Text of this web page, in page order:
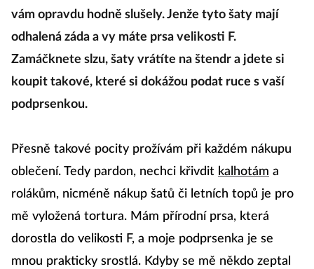
vám opravdu hodně slušely. Jenže tyto šaty mají
odhalená záda a vy máte prsa velikosti F.
Zamáčknete slzu, šaty vrátíte na štendr a jdete si
koupit takové, které si dokážou podat ruce s vaší
podprsenkou.
Přesně takové pocity prožívám při každém nákupu
oblečení. Tedy pardon, nechci křivdit kalhotám a
rolákům, nicméně nákup šatů či letních topů je pro
mě vyložená tortura. Mám přírodní prsa, která
dorostla do velikosti F, a moje podprsenka je se
mnou prakticky srostlá. Kdyby se mě někdo zeptal